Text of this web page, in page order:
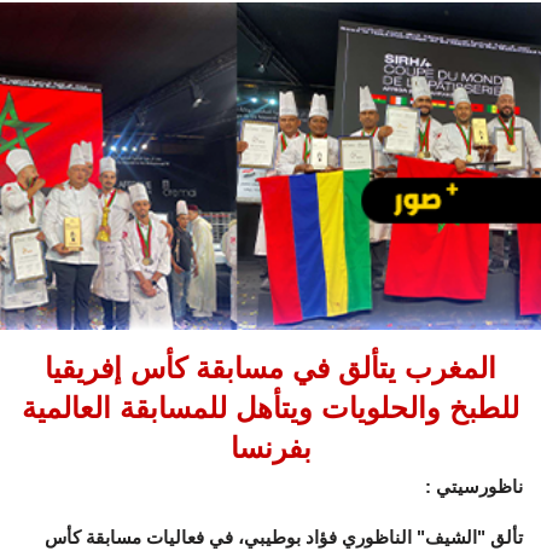
المغرب يتألق في مسابقة كأس إفريقيا
للطبخ والحلويات ويتأهل للمسابقة العالمية
بفرنسا
ناظورسيتي :
تألق "الشيف" الناظوري فؤاد بوطيبي، في فعاليات مسابقة كأس